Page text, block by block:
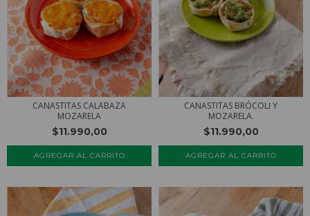
CANASTITAS CALABAZA
MOZARELA
$11.990,00
CANASTITAS BRÓCOLI Y
MOZARELA.
$11.990,00